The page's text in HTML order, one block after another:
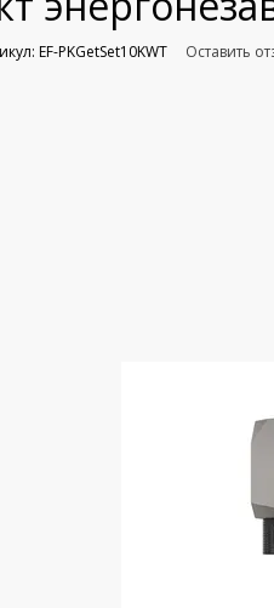
EF-PKGetSet10KWT Оставить